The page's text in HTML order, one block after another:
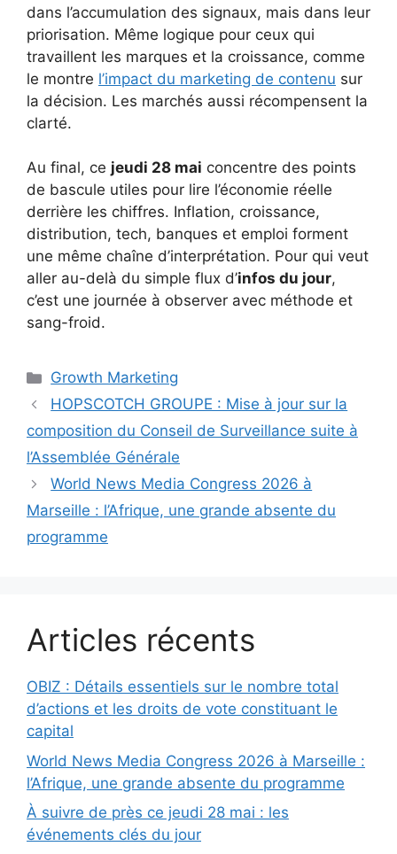
dans l’accumulation des signaux, mais dans leur
priorisation. Même logique pour ceux qui
travaillent les marques et la croissance, comme
le montre l’impact du marketing de contenu sur
la décision. Les marchés aussi récompensent la
clarté.
Au final, ce jeudi 28 mai concentre des points
de bascule utiles pour lire l’économie réelle
derrière les chiffres. Inflation, croissance,
distribution, tech, banques et emploi forment
une même chaîne d’interprétation. Pour qui veut
aller au-delà du simple flux d’infos du jour,
c’est une journée à observer avec méthode et
sang-froid.
Catégories
Growth Marketing
HOPSCOTCH GROUPE : Mise à jour sur la
composition du Conseil de Surveillance suite à
l’Assemblée Générale
World News Media Congress 2026 à
Marseille : l’Afrique, une grande absente du
programme
Articles récents
OBIZ : Détails essentiels sur le nombre total
d’actions et les droits de vote constituant le
capital
World News Media Congress 2026 à Marseille :
l’Afrique, une grande absente du programme
À suivre de près ce jeudi 28 mai : les
événements clés du jour